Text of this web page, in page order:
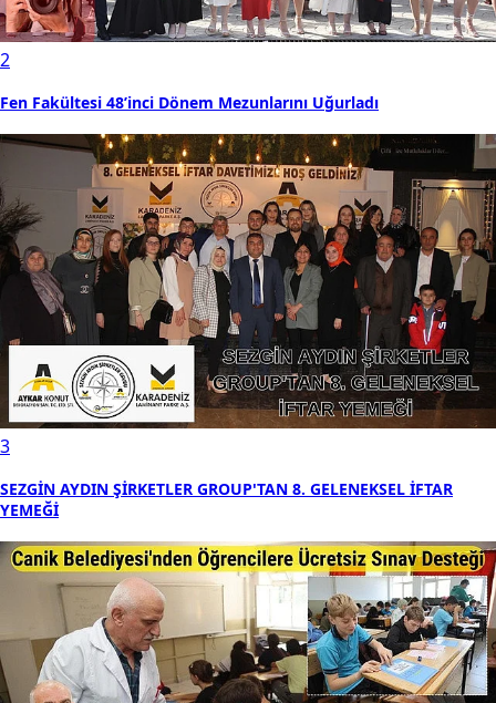
2
Fen Fakültesi 48’inci Dönem Mezunlarını Uğurladı
3
SEZGİN AYDIN ŞİRKETLER GROUP'TAN 8. GELENEKSEL İFTAR
YEMEĞİ